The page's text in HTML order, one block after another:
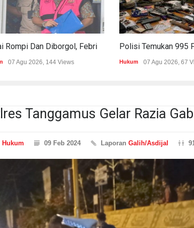
07 Agu 2026, 144 Views Hukum 07 Agu 2026, 67
Tanggamus Gelar Razia
Hukum 09 Feb 2024 Laporan Galih/Asdijal